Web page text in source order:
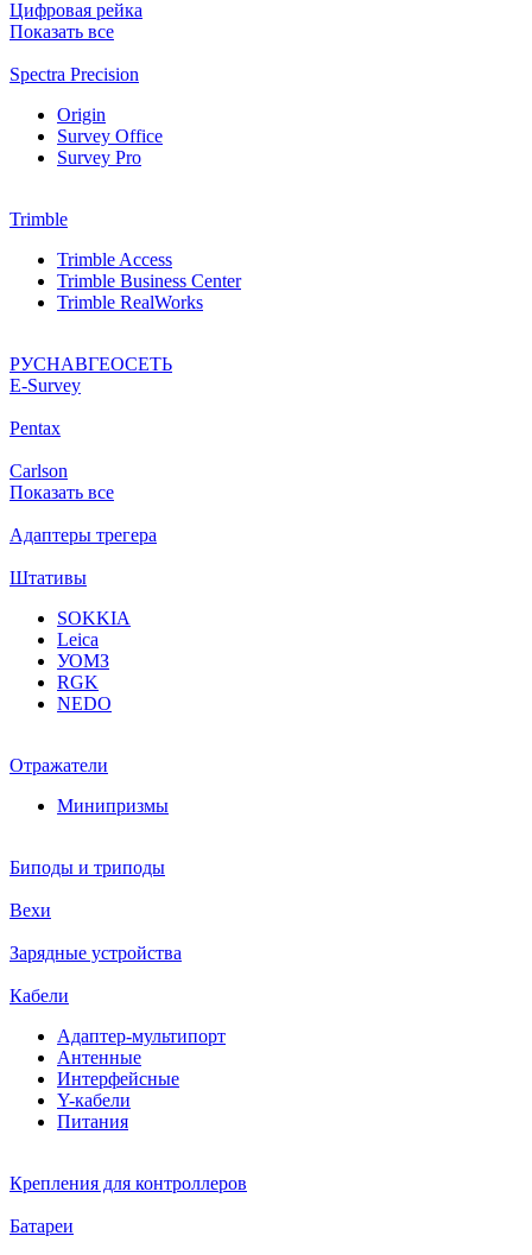
Цифровая рейка
Показать все
Spectra Precision
Origin
Survey Office
Survey Pro
Trimble
Trimble Access
Trimble Business Center
Trimble RealWorks
РУСНАВГЕОСЕТЬ
Е-Survey
Pentax
Carlson
Показать все
Адаптеры трегера
Штативы
SOKKIA
Leica
УОМЗ
RGK
NEDO
Отражатели
Минипризмы
Биподы и триподы
Вехи
Зарядные устройства
Кабели
Адаптер-мультипорт
Антенные
Интерфейсные
Y-кабели
Питания
Крепления для контроллеров
Батареи